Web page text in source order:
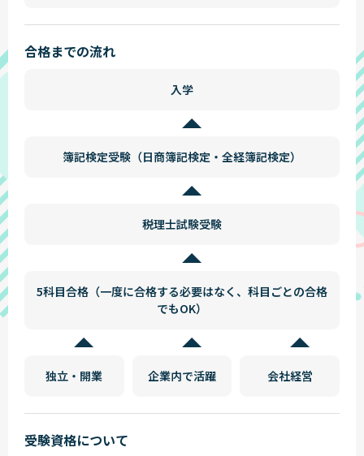
合格までの流れ
入学
簿記検定受験（日商簿記検定・全経簿記検定）
税理士試験受験
5科目合格（一度に合格する必要はなく、科目ごとの合格
でもOK）
独立・開業 企業内で活躍 会社経営
受験資格について